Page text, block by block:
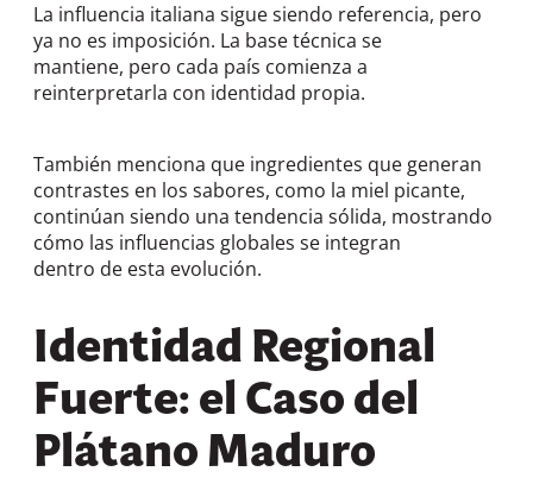
La influencia italiana sigue siendo referencia, pero
ya no es imposición. La base técnica se
mantiene, pero cada país comienza a
reinterpretarla con identidad propia.
También menciona que ingredientes que generan
contrastes en los sabores, como la miel picante,
continúan siendo una tendencia sólida, mostrando
cómo las influencias globales se integran
dentro de esta evolución.
Identidad Regional
Fuerte: el Caso del
Plátano Maduro